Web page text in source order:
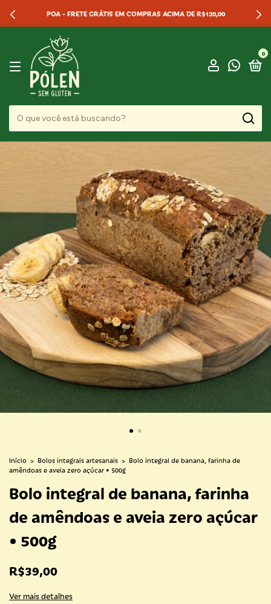
POA - FRETE GRÁTIS EM COMPRAS ACIMA DE R$120,00
0
Início > Bolos integrais artesanais > Bolo integral de banana, farinha de
amêndoas e aveia zero açúcar • 500g
Bolo integral de banana, farinha
de amêndoas e aveia zero açúcar
• 500g
R$39,00
Ver mais detalhes